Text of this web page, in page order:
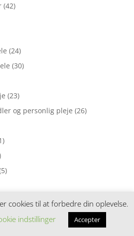
(42)
(24)
(30)
(23)
og personlig pleje (26)
(8)
cookies til at forbedre din oplevelse.
indstillinger Accepter